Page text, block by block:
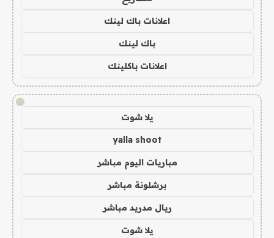
اعلانات باك لينك
باك لينك
اعلانات باكلينك
!
يلا شوت
yalla shoot
مباريات اليوم مباشر
برشلونة مباشر
ريال مدريد مباشر
يلا شوت